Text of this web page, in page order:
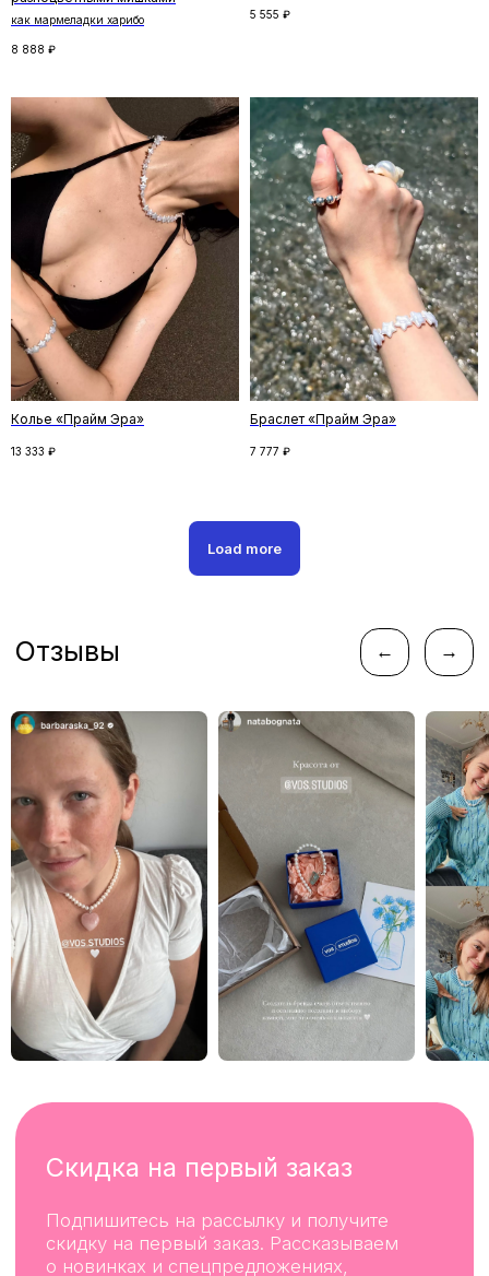
как мармеладки харибо
8 888 ₽
5 555 ₽
Колье «Прайм Эра»
13 333 ₽
Браслет «Прайм Эра»
7 777 ₽
Load more
Подпишитесь на рассылку и получите
скидку на первый заказ. Рассказываем
о новинках и спецпредложениях,
и делимся удивительными историями
Скидка на первый заказ
ПОДПИСАТЬСЯ
instagram*
Нажимая кнопку «Подписаться», вы соглашаетесь